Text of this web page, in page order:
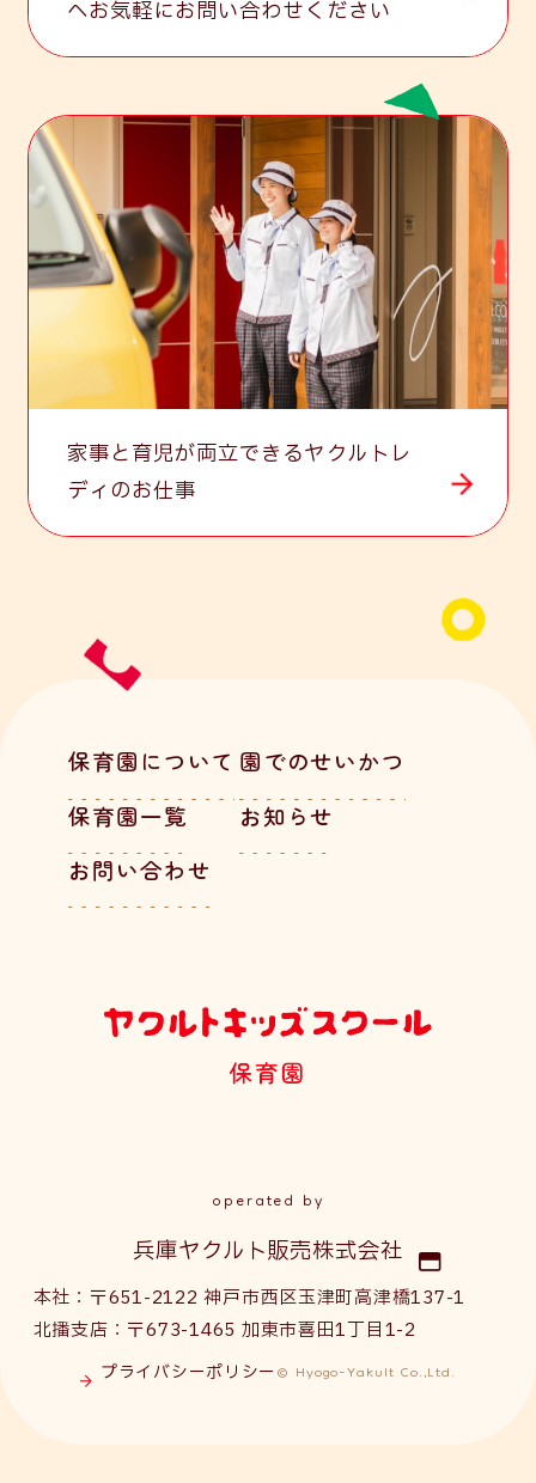
へお気軽にお問い合わせください
Recruit
家事と育児が両立できるヤクルトレ
ディのお仕事
保育園について 園でのせいかつ
保育園一覧
お知らせ
お問い合わせ
operated by
兵庫ヤクルト販売株式会社
本社：〒651-2122 神戸市西区玉津町高津橋137-1
北播支店：〒673-1465 加東市喜田1丁目1-2
プライバシーポリシー© Hyogo-Yakult Co.,Ltd.